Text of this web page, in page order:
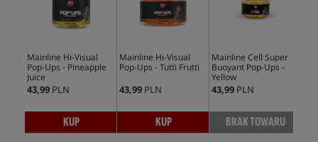
Mainline Hi-Visual
Pop-Ups - Pineapple
Juice
43,99 PLN
KUP
Mainline Hi-Visual
Pop-Ups - Tutti Frutti
43,99 PLN
KUP
Mainline Cell Super
Buoyant Pop-Ups -
Yellow
43,99 PLN
BRAK TOWARU